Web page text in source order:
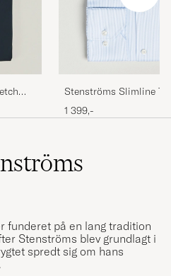
Stenströms Slimline
Shirt White/Blue
1 399,-
på en lang tradition
Stenströms blev grundlagt i
spredt sig om hans